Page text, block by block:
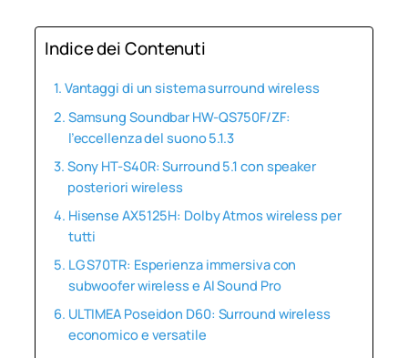
Indice dei Contenuti
Vantaggi di un sistema surround wireless
Samsung Soundbar HW-QS750F/ZF:
l’eccellenza del suono 5.1.3
Sony HT-S40R: Surround 5.1 con speaker
posteriori wireless
Hisense AX5125H: Dolby Atmos wireless per
tutti
LG S70TR: Esperienza immersiva con
subwoofer wireless e AI Sound Pro
ULTIMEA Poseidon D60: Surround wireless
economico e versatile